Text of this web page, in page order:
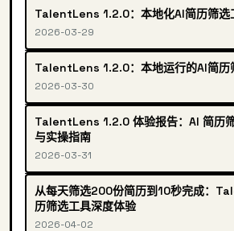
TalentLens 1.2.0：本地化AI简历筛选
2026-03-29
TalentLens 1.2.0：本地运行的AI简历
2026-03-30
TalentLens 1.2.0 体验报告：AI 简历
与实操指南
2026-03-31
从每天筛选200份简历到10秒完成：
历筛选工具深度体验
2026-04-02